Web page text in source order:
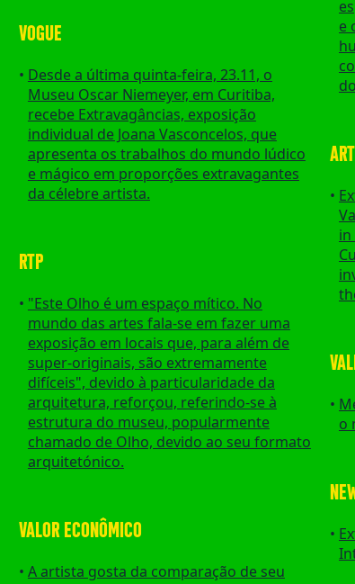
VOGUE
Desde a última quinta-feira, 23.11, o
Museu Oscar Niemeyer, em Curitiba,
recebe Extravagâncias, exposição
individual de Joana Vasconcelos, que
apresenta os trabalhos do mundo lúdico
e mágico em proporções extravagantes
da célebre artista.
RTP
"Este Olho é um espaço mítico. No
mundo das artes fala-se em fazer uma
exposição em locais que, para além de
super-originais, são extremamente
difíceis", devido à particularidade da
arquitetura, reforçou, referindo-se à
estrutura do museu, popularmente
chamado de Olho, devido ao seu formato
arquitetónico.
VALOR ECONÔMICO
A artista gosta da comparação de seu
e
in
o